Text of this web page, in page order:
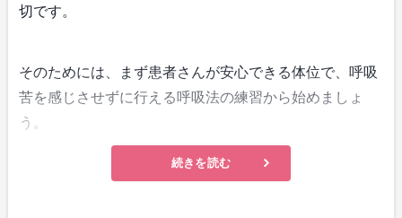
切です。
そのためには、まず患者さんが安心できる体位で、呼吸
苦を感じさせずに行える呼吸法の練習から始めましょ
う。
続きを読む